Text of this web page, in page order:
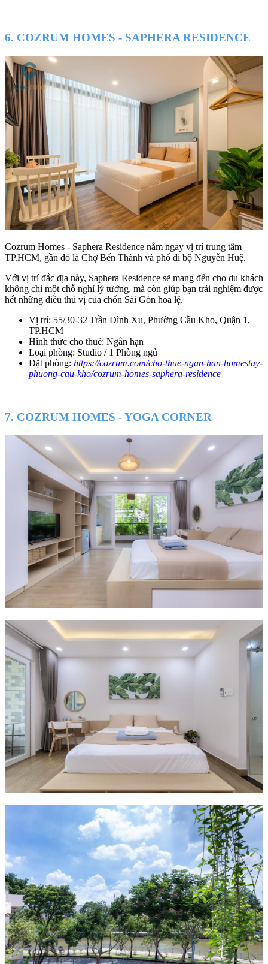
6. COZRUM HOMES - SAPHERA RESIDENCE
Cozrum Homes - Saphera Residence nằm ngay vị trí trung tâm
TP.HCM, gần đó là Chợ Bến Thành và phố đi bộ Nguyễn Huệ.
Với vị trí đắc địa này, Saphera Residence sẽ mang đến cho du khách
không chỉ một chỗ nghỉ lý tưởng, mà còn giúp bạn trải nghiệm được
hết những điều thú vị của chốn Sài Gòn hoa lệ.
Vị trí: 55/30-32 Trần Đình Xu, Phường Cầu Kho, Quận 1,
TP.HCM
Hình thức cho thuê: Ngắn hạn
Loại phòng: Studio / 1 Phòng ngủ
Đặt phòng: https://cozrum.com/cho-thue-ngan-han-homestay-
phuong-cau-kho/cozrum-homes-saphera-residence
7. COZRUM HOMES - YOGA CORNER